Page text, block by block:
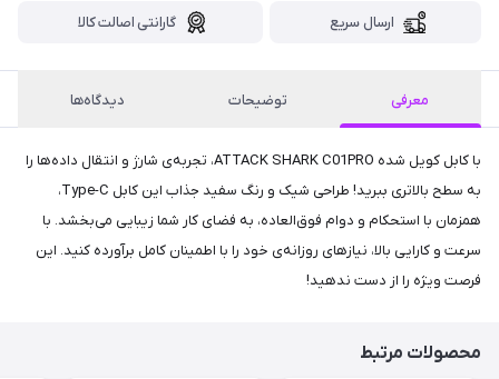
ارسال سریع گارانتی اصالت کالا
معرفی توضیحات دیدگاه‌ها
با کابل کویل شده ATTACK SHARK C01PRO، تجربه‌ی شارژ و انتقال داده‌ها را
به سطح بالاتری ببرید! طراحی شیک و رنگ سفید جذاب این کابل Type-C،
همزمان با استحکام و دوام فوق‌العاده، به فضای کار شما زیبایی می‌بخشد. با
سرعت و کارایی بالا، نیاز‌های روزانه‌ی خود را با اطمینان کامل برآورده کنید. این
فرصت ویژه را از دست ندهید!
محصولات مرتبط